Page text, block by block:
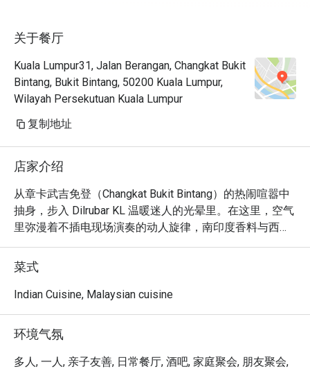
关于餐厅
Kuala Lumpur31, Jalan Berangan, Changkat Bukit
Bintang, Bukit Bintang, 50200 Kuala Lumpur,
Wilayah Persekutuan Kuala Lumpur
复制地址
店家介绍
从章卡武吉免登（Changkat Bukit Bintang）的热闹喧嚣中
抽身，步入 Dilrubar KL 温暖迷人的光晕里。在这里，空气
里弥漫着不插电现场演奏的动人旋律，南印度香料与西方
烹饪艺术交融的香气扑鼻而来。这是一个时尚又现代的隐
世之所，从舒适的沙发座椅到艺术品般精致的摆盘，每个
细节都邀请您在此放松身心，享受惬意时光。这不仅是一
顿饭，更是一场在吉隆坡市中心，充满活力、风味至上的
无论您是来享用一顿简便的晚餐，还是想在此流连整晚，
以下是它令人难忘的魅力所在：
菜式
Indian Cuisine, Malaysian cuisine
环境气氛
多人, 一人, 亲子友善, 日常餐厅, 酒吧, 家庭聚会, 朋友聚会,